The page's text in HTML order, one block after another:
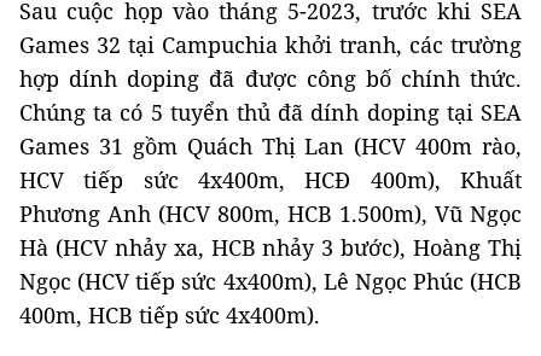
Sau cuộc họp vào tháng 5-2023, trước khi SEA
Games 32 tại Campuchia khởi tranh, các trường
hợp dính doping đã được công bố chính thức.
Chúng ta có 5 tuyển thủ đã dính doping tại SEA
Games 31 gồm Quách Thị Lan (HCV 400m rào,
HCV tiếp sức 4x400m, HCĐ 400m), Khuất
Phương Anh (HCV 800m, HCB 1.500m), Vũ Ngọc
Hà (HCV nhảy xa, HCB nhảy 3 bước), Hoàng Thị
Ngọc (HCV tiếp sức 4x400m), Lê Ngọc Phúc (HCB
400m, HCB tiếp sức 4x400m).